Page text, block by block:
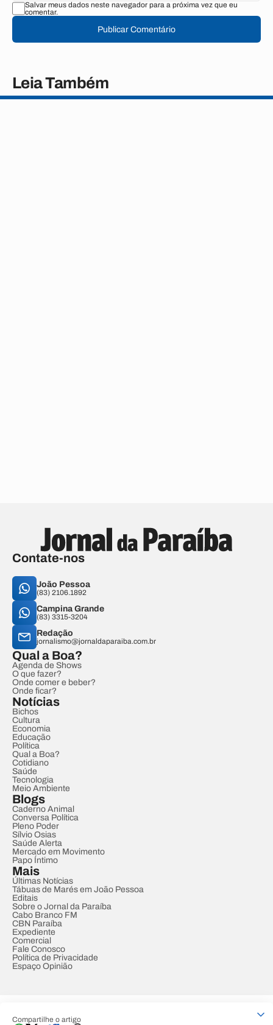
Compartilhe o artigo
Salvar meus dados neste navegador para a próxima vez que eu
comentar.
Publicar Comentário
Leia Também
Contate-nos
João Pessoa
(83) 2106.1892
Campina Grande
(83) 3315-3204
Redação
jornalismo@jornaldaparaiba.com.br
Qual a Boa?
Agenda de Shows
O que fazer?
Onde comer e beber?
Onde ficar?
Notícias
Bichos
Cultura
Economia
Educação
Política
Qual a Boa?
Cotidiano
Saúde
Tecnologia
Meio Ambiente
Blogs
Caderno Animal
Conversa Política
Pleno Poder
Sílvio Osias
Saúde Alerta
Mercado em Movimento
Papo Íntimo
Mais
Últimas Notícias
Tábuas de Marés em João Pessoa
Editais
Sobre o Jornal da Paraíba
Cabo Branco FM
CBN Paraíba
Expediente
Comercial
Fale Conosco
Política de Privacidade
Espaço Opinião